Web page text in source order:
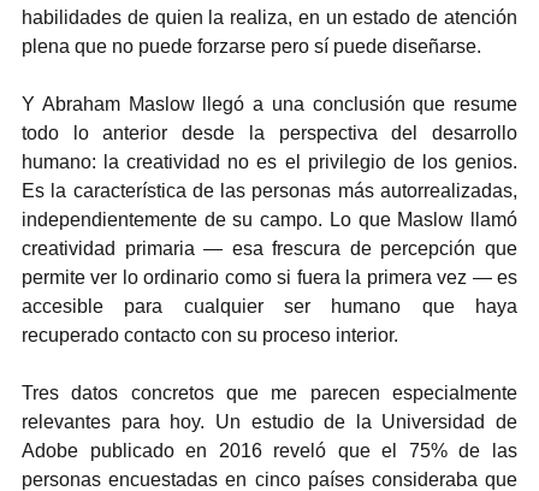
habilidades de quien la realiza, en un estado de atención
plena que no puede forzarse pero sí puede diseñarse.
Y Abraham Maslow llegó a una conclusión que resume
todo lo anterior desde la perspectiva del desarrollo
humano: la creatividad no es el privilegio de los genios.
Es la característica de las personas más autorrealizadas,
independientemente de su campo. Lo que Maslow llamó
creatividad primaria — esa frescura de percepción que
permite ver lo ordinario como si fuera la primera vez — es
accesible para cualquier ser humano que haya
recuperado contacto con su proceso interior.
Tres datos concretos que me parecen especialmente
relevantes para hoy. Un estudio de la Universidad de
Adobe publicado en 2016 reveló que el 75% de las
personas encuestadas en cinco países consideraba que